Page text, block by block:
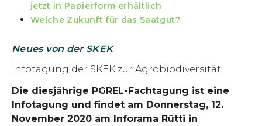
jetzt in Papierform erhältlich
Welche Zukunft für das Saatgut?
Neues von der SKEK
Infotagung der SKEK zur Agrobiodiversität
Die diesjährige PGREL-Fachtagung ist eine
Infotagung und findet am Donnerstag, 12.
November 2020 am Inforama Rütti in